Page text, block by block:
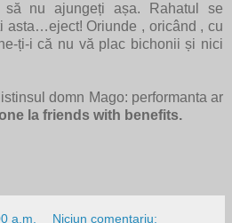
nu ajungeți așa. Rahatul se
asta…eject! Oriunde , oricând , cu
ți-i că nu vă plac bichonii și nici
domn Mago: performanta ar
la friends with benefits.
a.m. Niciun comentariu: